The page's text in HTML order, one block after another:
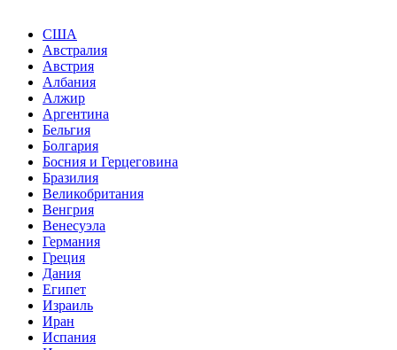
США
Австралия
Австрия
Албания
Алжир
Аргентина
Бельгия
Болгария
Босния и Герцеговина
Бразилия
Великобритания
Венгрия
Венесуэла
Германия
Греция
Дания
Египет
Израиль
Иран
Испания